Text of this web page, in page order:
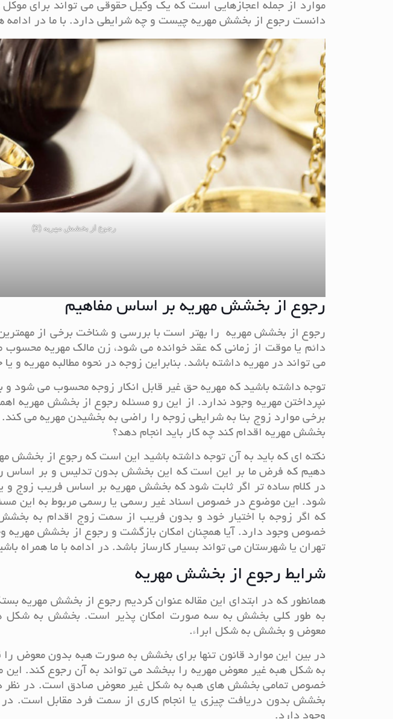
موارد از جمله اعجازهایی است که یک وکیل حقوقی می تواند برای
دانست رجوع از بخشش مهریه چیست و چه شرایطی دارد. با ما در ادامه
رجوع از بخشش مهریه (2)
رجوع از بخشش مهریه بر اساس مفاهیم
رجوع از بخشش مهریه را بهتر است با بررسی و شناخت برخی از مهمترین
دائم یا موقت از زمانی که عقد خوانده می شود، زن مالک مهریه
می تواند در مهریه داشته باشد. بنابراین زوجه در نحوه مطالبه مهریه و
توجه داشته باشید که مهریه حق غیر قابل انکار زوجه محسوب می شود
نپرداختن مهریه وجود ندارد. از این رو مسئله رجوع از بخشش مهریه
برخی موارد زوج بنا به شرایطی زوجه را راضی به بخشیدن مهریه می
بخشش مهریه اقدام کند چه کار باید انجام دهد؟
نکته ای که باید به آن توجه داشته باشید این است که رجوع از بخشش
دهیم که فرض ما بر این است که این بخشش بدون تدلیس و بر اساس
در کلام ساده تر اگر ثابت شود که بخشش مهریه بر اساس فریب زوج و
شود. این موضوع در خصوص اسناد غیر رسمی یا رسمی مربوط به این
که اگر زوجه با اختیار خود و بدون فریب از سمت زوج اقدام به
خصوص وجود دارد. آیا همچنان امکان بازگشت و رجوع از بخشش مهریه
تهران یا شهرستان می تواند بسیار کارساز باشد. در ادامه با ما همراه
شرایط رجوع از بخشش مهریه
همانطور که در ابتدای این مقاله عنوان کردیم رجوع از بخشش مهریه
به طور کلی بخشش به سه صورت امکان پذیر است. بخشش به
معوض و بخشش به شکل ابراء.
در بین این موارد قانون تنها برای بخشش به صورت هبه بدون معوض
به شکل هبه غیر معوض مهریه را ببخشد می تواند به آن رجوع کند.
خصوص تمامی بخشش های هبه به شکل غیر معوض صادق است. در نظر
بخشش بدون دریافت چیزی یا انجام کاری از سمت فرد مقابل است.